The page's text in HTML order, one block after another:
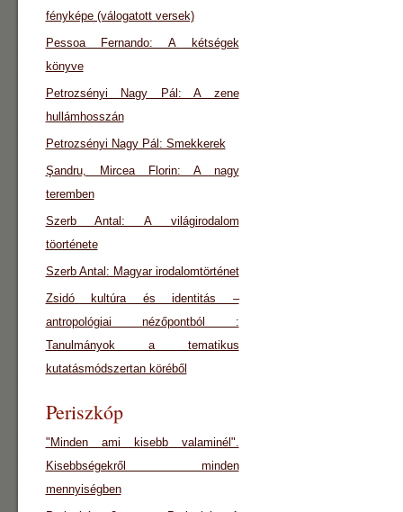
fényképe (válogatott versek)
Pessoa Fernando: A kétségek
könyve
Petrozsényi Nagy Pál: A zene
hullámhosszán
Petrozsényi Nagy Pál: Smekkerek
Şandru, Mircea Florin: A nagy
teremben
Szerb Antal: A világirodalom
töorténete
Szerb Antal: Magyar irodalomtörténet
Zsidó kultúra és identitás –
antropológiai nézőpontból :
Tanulmányok a tematikus
kutatásmódszertan köréből
Periszkóp
"Minden ami kisebb valaminél".
Kisebbségekről minden
mennyiségben